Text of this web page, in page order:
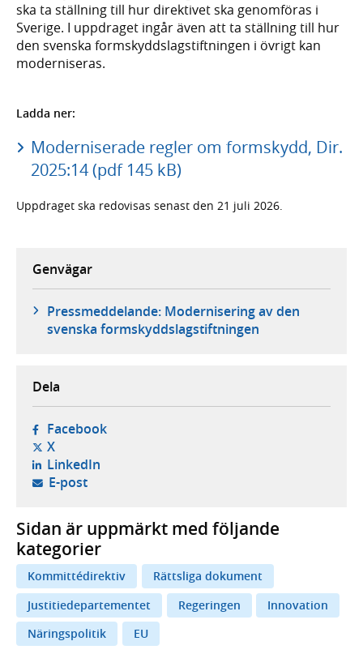
ska ta ställning till hur direktivet ska genomföras i
Sverige. I uppdraget ingår även att ta ställning till hur
den svenska formskyddslagstiftningen i övrigt kan
moderniseras.
Ladda ner:
Moderniserade regler om formskydd, Dir.
2025:14 (pdf 145 kB)
Uppdraget ska redovisas senast den 21 juli 2026.
Genvägar
Pressmeddelande: Modernisering av den
svenska formskyddslagstiftningen
Dela
Facebook- öppnas i ny flik, extern webbplats,
X- öppnas i ny flik, extern webbplats,
LinkedIn- öppnas i ny flik, extern webbplats,
E-post- öppnar din e-postklient,
Sidan är uppmärkt med följande
kategorier
Kommittédirektiv
Rättsliga dokument
Justitiedepartementet
Regeringen
Innovation
Näringspolitik
EU